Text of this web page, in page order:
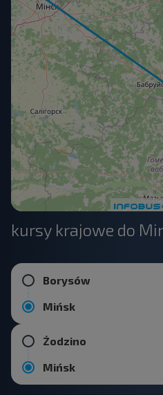
kursy krajowe do
Borysów
Mińsk
Żodzino
Mińsk